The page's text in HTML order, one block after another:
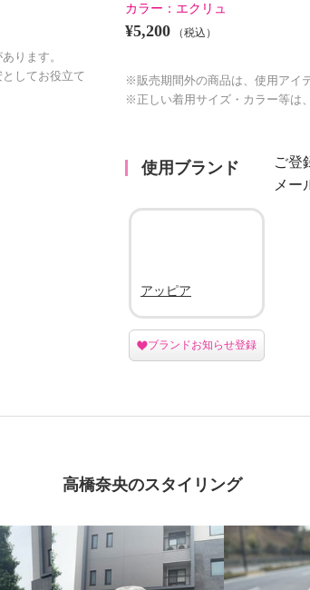
ります。
してお役立て
カラー： エクリュ
¥5,200 （税込）
※販売期間外の商品は、使用アイ
※正しい着用サイズ・カラー等は
使用ブランド
ご登
メー
アッピア
ブランドお知らせ登録
高橋奈央のスタイリング